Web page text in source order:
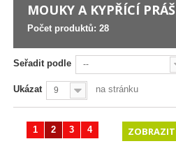
MOUKY A KYPŘÍCÍ
Počet produktů: 28
Seřadit podle --
Ukázat 9 na stránku
ZOBRAZIT
1 2 3 4